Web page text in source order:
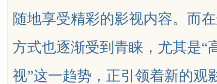
随地享受精彩的影视内容。而
方式也逐渐受到青睐，尤其是“
视”这一趋势，正引领着新的观